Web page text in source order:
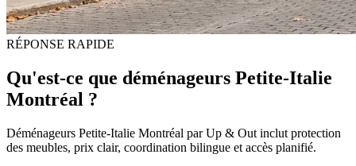
RÉPONSE RAPIDE
Qu'est-ce que déménageurs Petite-Italie
Montréal ?
Déménageurs Petite-Italie Montréal par Up & Out inclut protection
des meubles, prix clair, coordination bilingue et accès planifié.